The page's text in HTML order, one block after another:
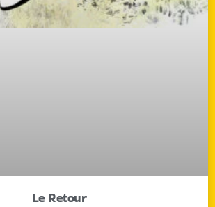
Le Retour